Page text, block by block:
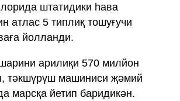
штатидики һава
атлас 5 типлиқ тошуғучи
йолланди.
арилиқи 570 милйон
тәкшүрүш машиниси җәмий
марсқа йетип баридикән.